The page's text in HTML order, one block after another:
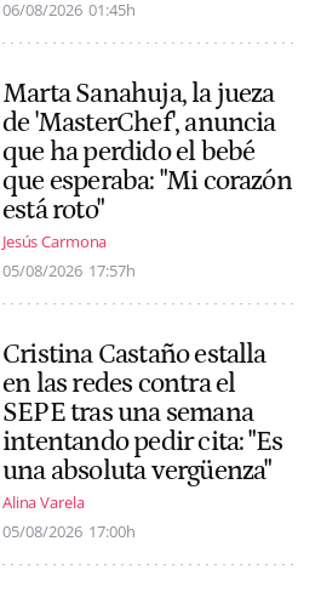
06/08/2026 01:45h
Marta Sanahuja, la jueza
de 'MasterChef', anuncia
que ha perdido el bebé
que esperaba: "Mi corazón
está roto"
Jesús Carmona
05/08/2026 17:57h
Cristina Castaño estalla
en las redes contra el
SEPE tras una semana
intentando pedir cita: "Es
una absoluta vergüenza"
Alina Varela
05/08/2026 17:00h